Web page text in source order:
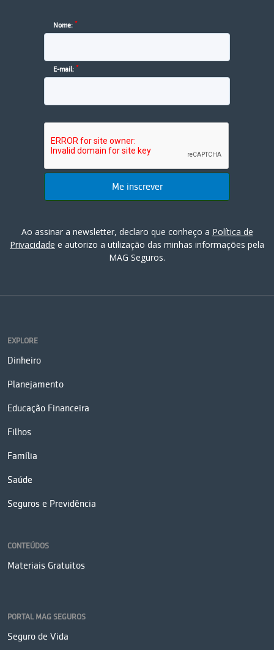
Nome: *
E-mail: *
Ao assinar a newsletter, declaro que conheço a Política de
Privacidade e autorizo a utilização das minhas informações pela
MAG Seguros.
EXPLORE
Dinheiro
Planejamento
Educação Financeira
Filhos
Família
Saúde
Seguros e Previdência
CONTEÚDOS
Materiais Gratuitos
PORTAL MAG SEGUROS
Seguro de Vida